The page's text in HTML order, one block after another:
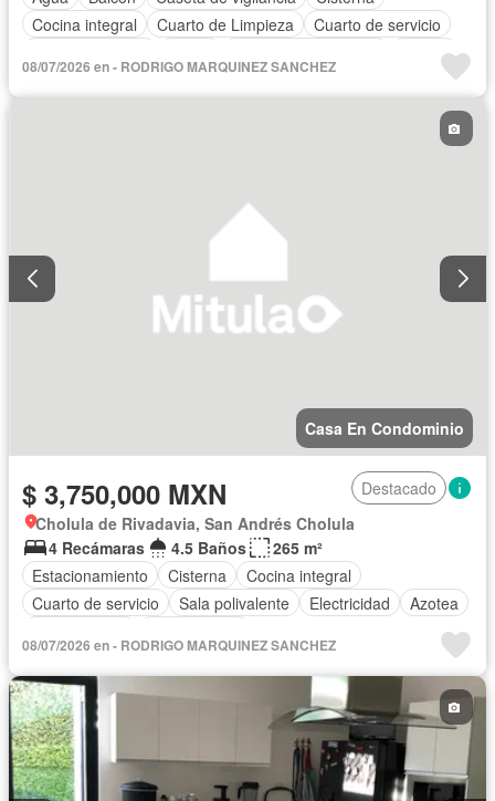
Cocina integral
Cuarto de Limpieza
Cuarto de servicio
Azotea
Vista panorámica
Wifi Sin amueblar
08/07/2026 en - RODRIGO MARQUINEZ SANCHEZ
Casa En Condominio
$ 3,750,000 MXN
Destacado
Cholula de Rivadavia, San Andrés Cholula
4 Recámaras
4.5 Baños
265 m²
Estacionamiento
Cisterna
Cocina integral
Cuarto de servicio
Sala polivalente Electricidad
Azotea
08/07/2026 en - RODRIGO MARQUINEZ SANCHEZ